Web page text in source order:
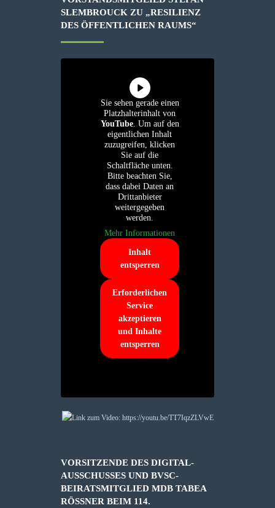
SLEMBROUCK ZU „RESILIENZ
DES ÖFFENTLICHEN RAUMS“
Sie sehen gerade einen
Platzhalterinhalt von
YouTube. Um auf den
eigentlichen Inhalt
zuzugreifen, klicken
Sie auf die
Schaltfläche unten.
Bitte beachten Sie,
dass dabei Daten an
Drittanbieter
weitergegeben
werden.
Mehr Informationen
Inhalt
entsperren
Erforderlichen
Service
akzeptieren
und Inhalte
entsperren
VORSITZENDE DES DIGITAL-
AUSSCHUSSES UND BVSC-
BEIRATSMITGLIED MDB TABEA
RÖSSNER BEIM 114. N